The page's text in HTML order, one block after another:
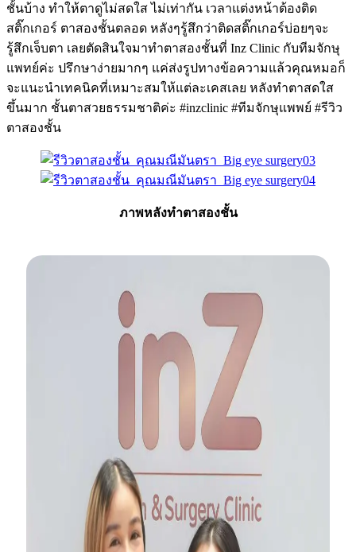
ชั้นบ้าง ทำให้ตาดูไม่สดใส ไม่เท่ากัน เวลาแต่งหน้าต้องติด
สติ๊กเกอร์ ตาสองชั้นตลอด หลังๆรู้สึกว่าติดสติ๊กเกอร์บ่อยๆจะ
รู้สึกเจ็บตา เลยตัดสินใจมาทำตาสองชั้นที่ Inz Clinic กับทีมจักษุ
แพทย์ค่ะ ปรึกษาง่ายมากๆ แค่ส่งรูปทางข้อความแล้วคุณหมอก็
จะแนะนำเทคนิคที่เหมาะสมให้แต่ละเคสเลย หลังทำตาสดใส
ขึ้นมาก ชั้นตาสวยธรรมชาติค่ะ #inzclinic #ทีมจักษุแพพย์ #รีวิว
ตาสองชั้น
ภาพหลังทำตาสองชั้น